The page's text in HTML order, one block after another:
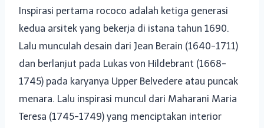
Inspirasi pertama rococo adalah ketiga generasi
kedua arsitek yang bekerja di istana tahun 1690.
Lalu munculah desain dari Jean Berain (1640-1711)
dan berlanjut pada Lukas von Hildebrant (1668-
1745) pada karyanya Upper Belvedere atau puncak
menara. Lalu inspirasi muncul dari Maharani Maria
Teresa (1745-1749) yang menciptakan interior